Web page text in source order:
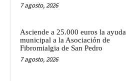
7 agosto, 2026
Asciende a 25.000 euros la ayuda
municipal a la Asociación de
Fibromialgia de San Pedro
7 agosto, 2026